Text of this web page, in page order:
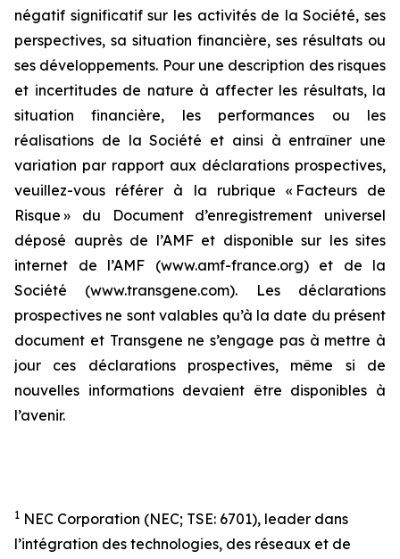
négatif significatif sur les activités de la Société, ses
perspectives, sa situation financière, ses résultats ou
ses développements. Pour une description des risques
et incertitudes de nature à affecter les résultats, la
situation financière, les performances ou les
réalisations de la Société et ainsi à entraîner une
variation par rapport aux déclarations prospectives,
veuillez-vous référer à la rubrique « Facteurs de
Risque » du Document d’enregistrement universel
déposé auprès de l’AMF et disponible sur les sites
internet de l’AMF (www.amf-france.org) et de la
Société (www.transgene.com). Les déclarations
prospectives ne sont valables qu’à la date du présent
document et Transgene ne s’engage pas à mettre à
jour ces déclarations prospectives, même si de
nouvelles informations devaient être disponibles à
l’avenir.
1 NEC Corporation (NEC; TSE: 6701), leader dans
l’intégration des technologies, des réseaux et de